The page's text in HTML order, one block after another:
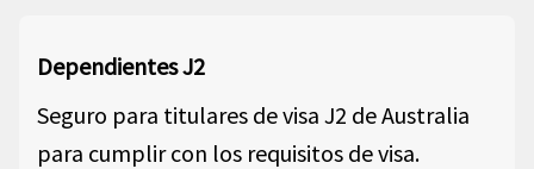
Dependientes J2
Seguro para titulares de visa J2 de Australia
para cumplir con los requisitos de visa.